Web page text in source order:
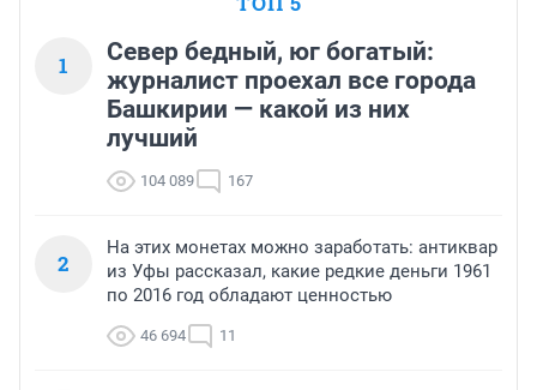
1
Север бедный, юг богатый:
журналист проехал все города
Башкирии — какой из них
лучший
104 089 167
2
На этих монетах можно заработать: антиквар
из Уфы рассказал, какие редкие деньги 1961
по 2016 год обладают ценностью
46 694 11